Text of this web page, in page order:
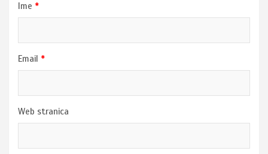
Ime *
Email *
Web stranica